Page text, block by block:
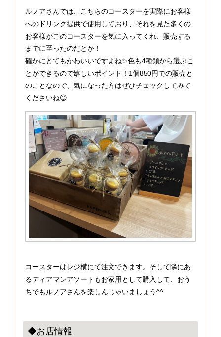
ルノアさんでは、こちらのコースターを実際にお客様
へのドリンク提供で使用しており、それを見た多くの
お客様がこのコースターを気に入ってくれ、販売する
までに至ったのだとか！
確かにとてもかわいいですよね✨色も4種類から選ぶこ
とができるので嬉しいポイント！1個850円での販売と
のことなので、気になった方はぜひチェックしてみて
くださいね😊
コースターはレジ横にて注文できます。そして隣にあ
るディアマンアソートもお家用として購入して、おう
ちでもルノアさんを楽しんじゃいましょう^^
◆お店情報